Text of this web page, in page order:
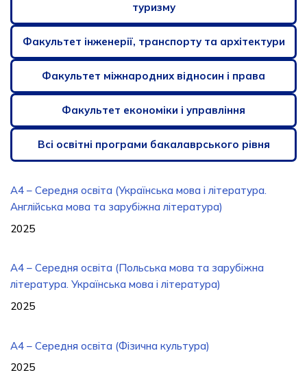
туризму
Факультет інженерії, транспорту та архітектури
Факультет міжнародних відносин і права
Факультет економіки і управління
Всі освітні програми бакалаврського рівня
А4 – Середня освіта (Українська мова і література.
Англійська мова та зарубіжна література)
2025
A4 – Середня освіта (Польська мова та зарубіжна
література. Українська мова і література)
2025
A4 – Середня освіта (Фізична культура)
2025